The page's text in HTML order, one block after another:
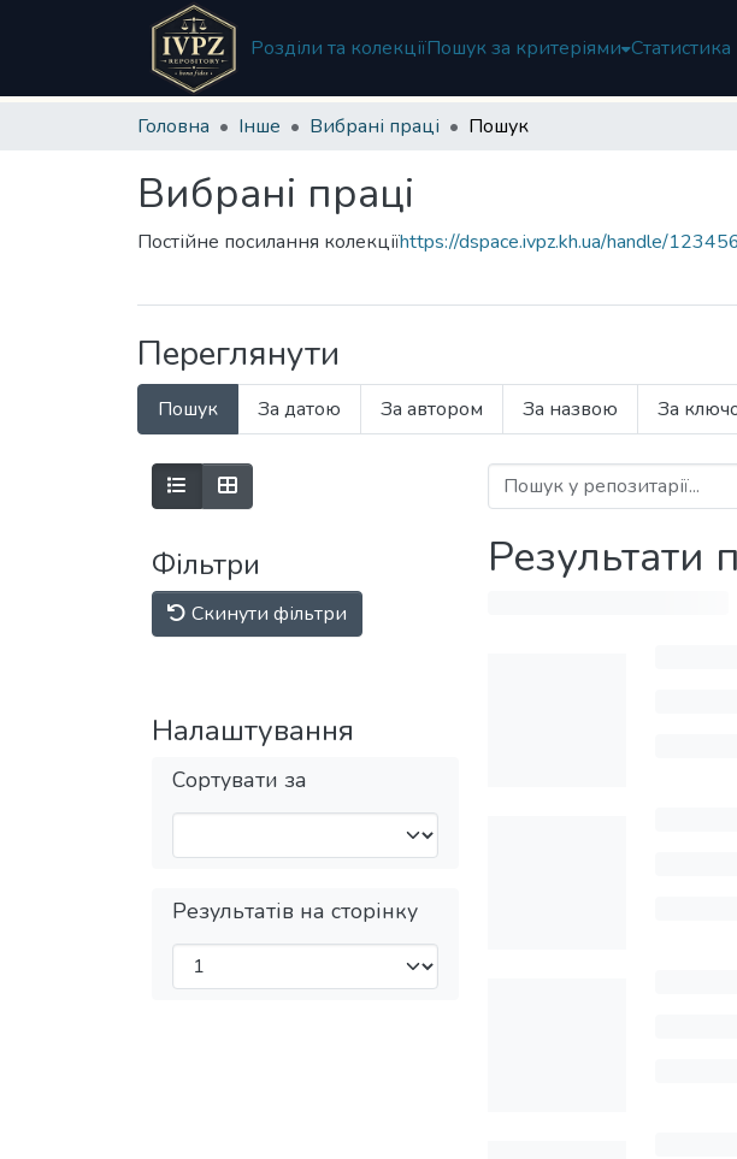
Розділи та колекціїПошук за критеріями Статистика
Головна Інше Вибрані праці Пошук
Вибрані праці
Постійне посилання колекціїhttps://dspace.ivpz.kh.ua/handle/
Переглянути
Пошук За датою За автором За назвою За
Фільтри
Скинути фільтри
Налаштування
Сортувати за
Результатів на сторінку
Результати